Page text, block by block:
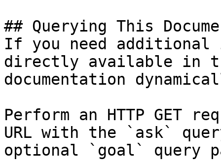
## Querying This
If you need
directly available in
documentation
Perform an HTTP GET
URL with the `ask`
optional `goal` query